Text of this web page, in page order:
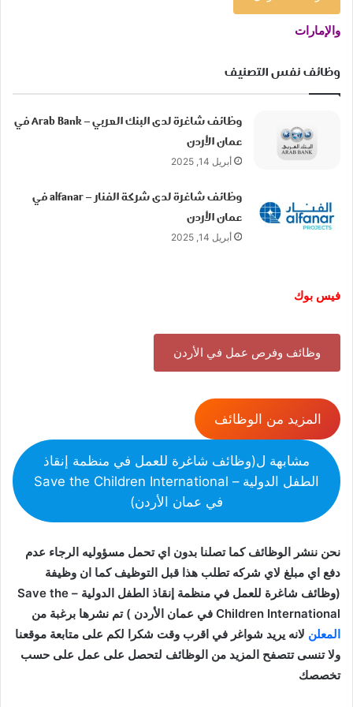
والإمارات
وظائف نفس التصنيف
وظائف شاغرة لدى البنك العربي – Arab Bank في
عمان الأردن
أبريل 14, 2025
وظائف شاغرة لدى شركة الفنار – alfanar في
عمان الأردن
أبريل 14, 2025
فيس بوك
وظائف وفرص عمل في الأردن
المزيد من الوظائف
مشابهة ل(وظائف شاغرة للعمل في منظمة إنقاذ
الطفل الدولية – Save the Children International
في عمان الأردن)
نحن ننشر الوظائف كما تصلنا بدون اي تحمل مسؤوليه الرجاء عدم
دفع اي مبلغ لاي شركه تطلب هذا قبل التوظيف كما ان وظيفة
(وظائف شاغرة للعمل في منظمة إنقاذ الطفل الدولية – Save the
Children International في عمان الأردن ) تم نشرها برغبة من
المعلن لانه يريد شواغر في اقرب وقت شكرا لكم على متابعة موقعنا
ولا تنسى تتصفح المزيد من الوظائف لتحصل على عمل على حسب
تخصصك